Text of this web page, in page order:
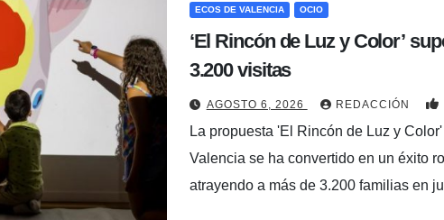
ECOS DE VALENCIA OCIO
‘El Rincón de Luz y Color’
3.200 visitas
AGOSTO 6, 2026 REDACCIÓN
La propuesta 'El Rincón de Luz y
Valencia se ha convertido en un éxito
atrayendo a más de 3.200 familias en